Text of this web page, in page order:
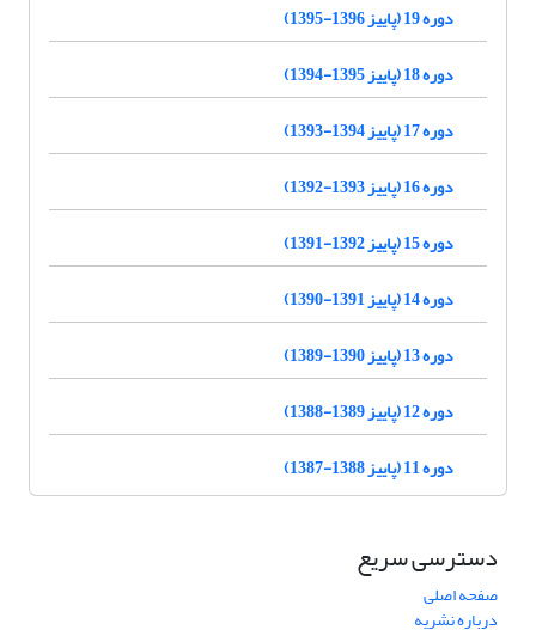
دوره 19 (پاییز 1396-1395)
دوره 18 (پاییز 1395-1394)
دوره 17 (پاییز 1394-1393)
دوره 16 (پاییز 1393-1392)
دوره 15 (پاییز 1392-1391)
دوره 14 (پاییز 1391-1390)
دوره 13 (پاییز 1390-1389)
دوره 12 (پاییز 1389-1388)
دوره 11 (پاییز 1388-1387)
دسترسی سریع
صفحه اصلی
درباره نشریه